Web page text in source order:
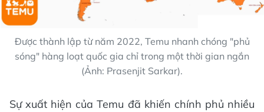
Được thành lập từ năm 2022, Temu nhanh chóng "phủ
sóng" hàng loạt quốc gia chỉ trong một thời gian ngắn
(Ảnh: Prasenjit Sarkar).
Sự xuất hiện của Temu đã khiến chính phủ nhiều